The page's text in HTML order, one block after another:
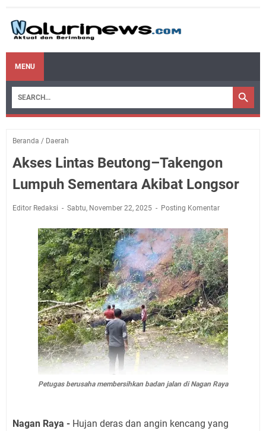
MENU
Beranda / Daerah
Akses Lintas Beutong–Takengon
Lumpuh Sementara Akibat Longsor
Editor Redaksi Sabtu, November 22, 2025 Posting Komentar
Petugas berusaha membersihkan badan jalan di Nagan Raya
Nagan Raya - Hujan deras dan angin kencang yang